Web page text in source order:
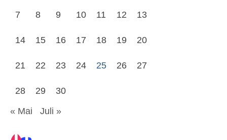
7 8 9 10 11 12 13
14 15 16 17 18 19 20
21 22 23 24 25 26 27
28 29
30
« Mai
Juli »